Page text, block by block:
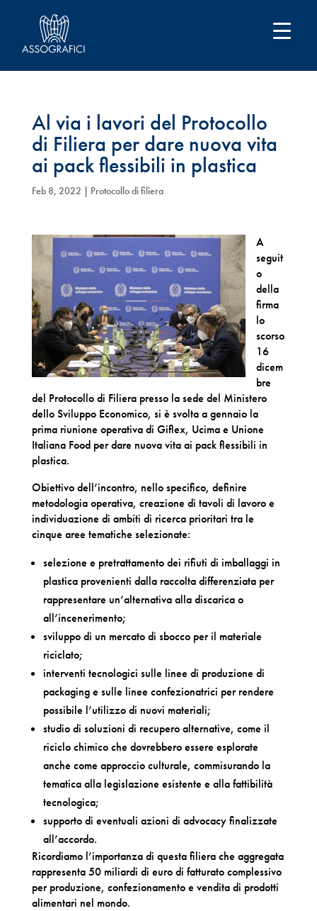
Al via i lavori del Protocollo
di Filiera per dare nuova vita
ai pack flessibili in plastica
Feb 8, 2022 | Protocollo di filiera
A
seguit
o
della
firma
lo
scorso
16
dicem
bre
del Protocollo di Filiera presso la sede del Ministero
dello Sviluppo Economico, si è svolta a gennaio la
prima riunione operativa di Giflex, Ucima e Unione
Italiana Food per dare nuova vita ai pack flessibili in
plastica.
Obiettivo dell’incontro, nello specifico, definire
metodologia operativa, creazione di tavoli di lavoro e
individuazione di ambiti di ricerca prioritari tra le
cinque aree tematiche selezionate:
selezione e pretrattamento dei rifiuti di imballaggi in
plastica provenienti dalla raccolta differenziata per
rappresentare un’alternativa alla discarica o
all’incenerimento;
sviluppo di un mercato di sbocco per il materiale
riciclato;
interventi tecnologici sulle linee di produzione di
packaging e sulle linee confezionatrici per rendere
possibile l’utilizzo di nuovi materiali;
studio di soluzioni di recupero alternative, come il
riciclo chimico che dovrebbero essere esplorate
anche come approccio culturale, commisurando la
tematica alla legislazione esistente e alla fattibilità
tecnologica;
supporto di eventuali azioni di advocacy finalizzate
all’accordo.
Ricordiamo l’importanza di questa filiera che aggregata
rappresenta 50 miliardi di euro di fatturato complessivo
per produzione, confezionamento e vendita di prodotti
alimentari nel mondo.